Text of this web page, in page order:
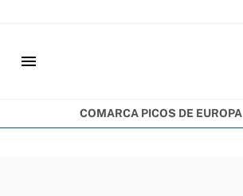
menu
COMARCA PICOS DE EUROPA